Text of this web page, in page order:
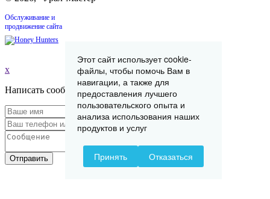
Обслуживание и
продвижение сайта
x
Написать сообщение
Отправить
Этот сайт использует cookie-
файлы, чтобы помочь Вам в
навигации, а также для
предоставления лучшего
пользовательского опыта и
анализа использования наших
продуктов и услуг
Принять Отказаться